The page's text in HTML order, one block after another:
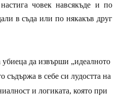
човек навсякъде и по
в съда или по някакъв друг
да извърши „идеалното
съдържа в себе си лудостта на
и логиката, която при